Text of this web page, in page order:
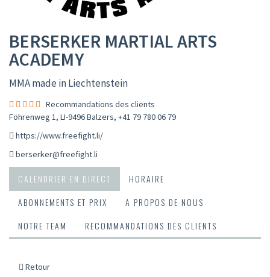
BERSERKER MARTIAL ARTS
ACADEMY
MMA made in Liechtenstein
Recommandations des clients
Föhrenweg 1, LI-9496 Balzers, +41 79 780 06 79
https://www.freefight.li/
berserker@freefight.li
CALENDRIER EN DIRECT
HORAIRE
ABONNEMENTS ET PRIX
A PROPOS DE NOUS
NOTRE TEAM
RECOMMANDATIONS DES CLIENTS
Retour